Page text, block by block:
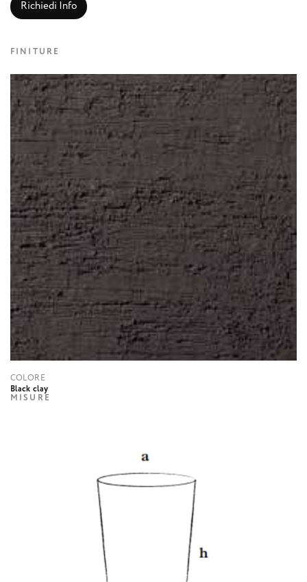
Richiedi Info
FINITURE
COLORE
Black clay
MISURE